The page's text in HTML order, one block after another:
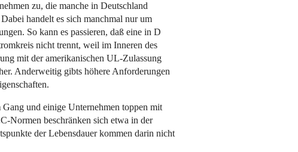
zu, die manche in Deutschland
handelt es sich manchmal nur um
So kann es passieren, daß eine in D
nicht trennt, weil im Inneren des
mit der amerikanischen UL-Zulassung
Anderweitig gibts höhere Anforderungen
und einige Unternehmen toppen mit
Normen beschränken sich etwa in der
der Lebensdauer kommen darin nicht